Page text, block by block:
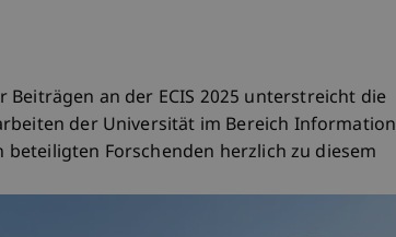
an der ECIS 2025 unterstreicht die
der Universität im Bereich Information
Forschenden herzlich zu diesem